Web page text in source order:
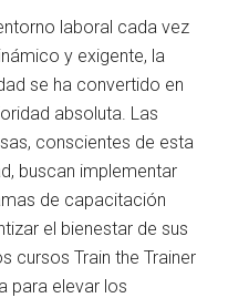
al
Entrenador’
laboral cada vez
y exigente, la
se ha convertido en
absoluta. Las
conscientes de esta
buscan implementar
de capacitación
el bienestar de sus
cursos Train the Trainer
para elevar los